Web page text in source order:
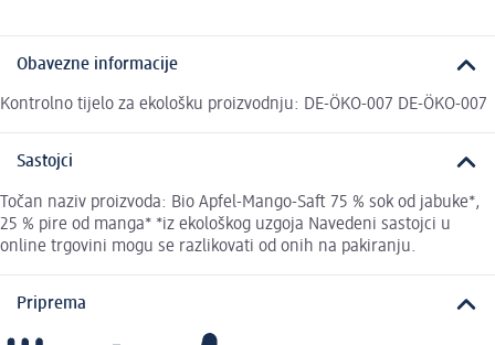
Obavezne informacije
Kontrolno tijelo za ekološku proizvodnju: DE-ÖKO-007 DE-ÖKO-007
Sastojci
Točan naziv proizvoda: Bio Apfel-Mango-Saft 75 % sok od jabuke*,
25 % pire od manga* *iz ekološkog uzgoja Navedeni sastojci u
online trgovini mogu se razlikovati od onih na pakiranju.
Priprema